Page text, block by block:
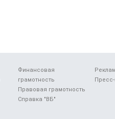
Финансовая
грамотность
Правовая грамотность
Справка "ВБ"